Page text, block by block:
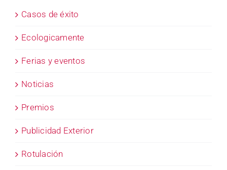
Casos de éxito
Ecologicamente
Ferias y eventos
Noticias
Premios
Publicidad Exterior
Rotulación